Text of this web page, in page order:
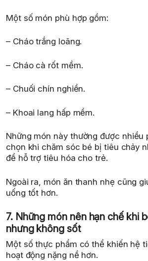
Một số món phù hợp gồm:
– Cháo trắng loãng.
– Cháo cà rốt mềm.
– Chuối chín nghiền.
– Khoai lang hấp mềm.
Những món này thường được nhiều
chọn khi chăm sóc bé bị tiêu chảy
để hỗ trợ tiêu hóa cho trẻ.
Ngoài ra, món ăn thanh nhẹ cũng
uống tốt hơn.
7. Những món nên hạn chế khi
nhưng không sốt
Một số thực phẩm có thể khiến hệ
hoạt động nặng nề hơn.